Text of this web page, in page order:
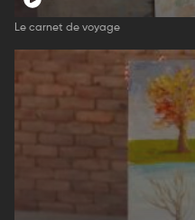
Le carnet de voyage